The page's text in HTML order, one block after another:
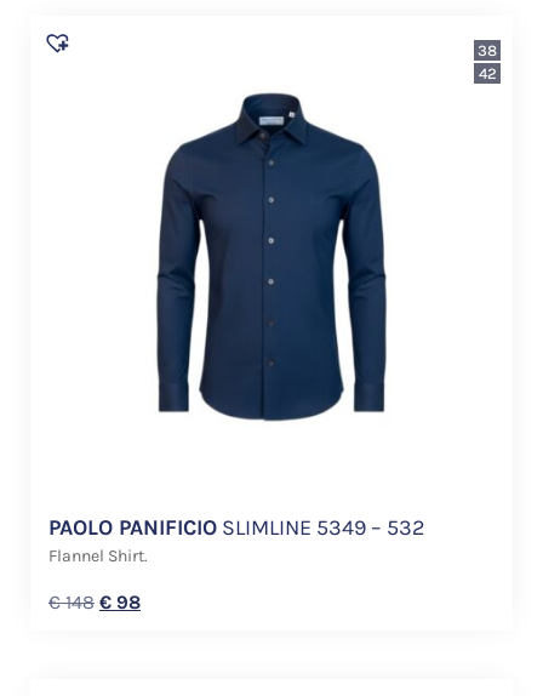
PAOLO PANIFICIO SLIMLINE 5349 – 532
Flannel Shirt.
€148 € 98
38
42